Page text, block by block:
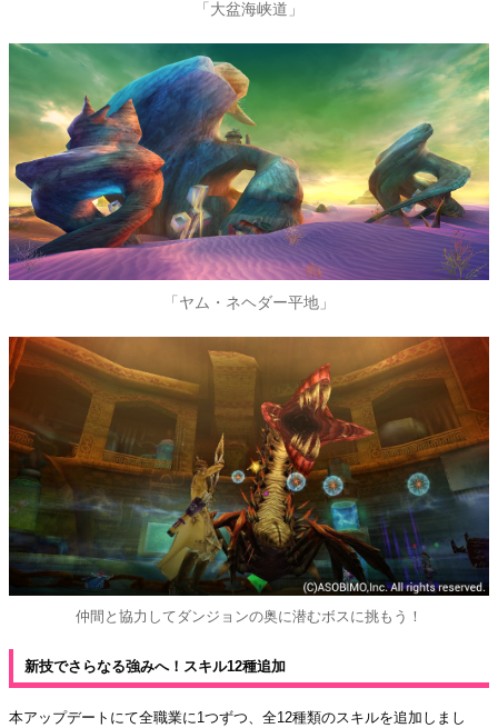
「大盆海峡道」
「ヤム・ネヘダー平地」
仲間と協力してダンジョンの奥に潜むボスに挑もう！
新技でさらなる強みへ！スキル12種追加
本アップデートにて全職業に1つずつ、全12種類のスキルを追加しまし